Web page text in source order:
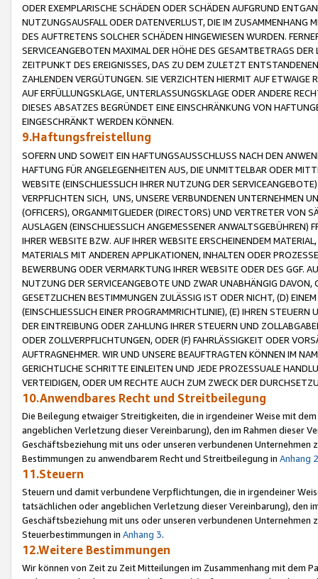
ODER EXEMPLARISCHE SCHÄDEN ODER SCHÄDEN AUFGRUND
NUTZUNGSAUSFALL ODER DATENVERLUST, DIE IM ZUSAMMENHANG
DES AUFTRETENS SOLCHER SCHÄDEN HINGEWIESEN WURDEN.
SERVICEANGEBOTEN MAXIMAL DER HÖHE DES GESAMTBETRAGS
ZEITPUNKT DES EREIGNISSES, DAS ZU DEM ZULETZT
ZAHLENDEN VERGÜTUNGEN. SIE VERZICHTEN HIERMIT AUF
AUF ERFÜLLUNGSKLAGE, UNTERLASSUNGSKLAGE ODER ANDERE
DIESES ABSATZES BEGRÜNDET EINE EINSCHRÄNKUNG VON
EINGESCHRÄNKT WERDEN KÖNNEN.
9.Haftungsfreistellung
SOFERN UND SOWEIT EIN HAFTUNGSAUSSCHLUSS NACH DEN
HAFTUNG FÜR ANGELEGENHEITEN AUS, DIE UNMITTELBAR ODER
WEBSITE (EINSCHLIESSLICH IHRER NUTZUNG DER
VERPFLICHTEN SICH, UNS, UNSERE VERBUNDENEN UNTERNEHMEN
(OFFICERS), ORGANMITGLIEDER (DIRECTORS) UND VERTRETER VON
AUSLAGEN (EINSCHLIESSLICH ANGEMESSENER
IHRER WEBSITE BZW. AUF IHRER WEBSITE ERSCHEINENDEM
MATERIALS MIT ANDEREN APPLIKATIONEN, INHALTEN ODER
BEWERBUNG ODER VERMARKTUNG IHRER WEBSITE ODER DES GGF.
NUTZUNG DER SERVICEANGEBOTE UND ZWAR UNABHÄNGIG
GESETZLICHEN BESTIMMUNGEN ZULÄSSIG IST ODER NICHT, (D)
(EINSCHLIESSLICH EINER PROGRAMMRICHTLINIE), (E) IHREN
DER EINTREIBUNG ODER ZAHLUNG IHRER STEUERN UND
ODER ZOLLVERPFLICHTUNGEN, ODER (F) FAHRLÄSSIGKEIT ODER
AUFTRAGNEHMER. WIR UND UNSERE BEAUFTRAGTEN KÖNNEN IM
GERICHTLICHE SCHRITTE EINLEITEN UND JEDE PROZESSUALE
VERTEIDIGEN, ODER UM RECHTE AUCH ZUM ZWECK DER
10.Anwendbares Recht und Streitbeilegung
Die Beilegung etwaiger Streitigkeiten, die in irgendeiner Weise mit
angeblichen Verletzung dieser Vereinbarung), den im Rahmen dieser
Geschäftsbeziehung mit uns oder unseren verbundenen
Bestimmungen zu anwendbarem Recht und Streitbeilegung in Anhang 2
11.Steuern
Steuern und damit verbundene Verpflichtungen, die in irgendeiner
tatsächlichen oder angeblichen Verletzung dieser Vereinbarung), den
Geschäftsbeziehung mit uns oder unseren verbundenen
Steuerbestimmungen in Anhang 3.
12.Weitere Bestimmungen
Wir können von Zeit zu Zeit Mitteilungen im Zusammenhang mit dem